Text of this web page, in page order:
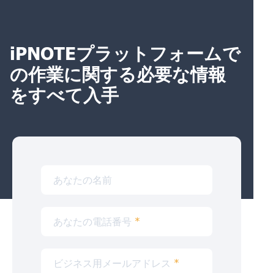
iPNOTEプラットフォームで
の作業に関する必要な情報
をすべて入手
あなたの名前
あなたの電話番号 *
ビジネス用メールアドレス *